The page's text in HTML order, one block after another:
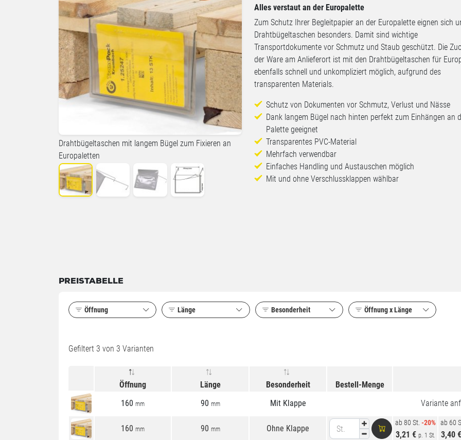
Drahtbügeltaschen mit langem Bügel zum Fixieren an
Europaletten
Alles verstaut an der Europalette
Zum Schutz Ihrer Begleitpapier an der Europalette eignen sich
Drahtbügeltaschen besonders. Damit sind wichtige
Transportdokumente vor Schmutz und Staub geschützt. Die
der Ware am Anlieferort ist mit den Drahtbügeltaschen für
ebenfalls schnell und unkompliziert möglich, aufgrund des
transparenten Materials.
Schutz von Dokumenten vor Schmutz, Verlust und Nässe
Dank langem Bügel nach hinten perfekt zum Einhängen an
Palette geeignet
Transparentes PVC-Material
Mehrfach verwendbar
Einfaches Handling und Austauschen möglich
Mit und ohne Verschlussklappen wählbar
PREISTABELLE
Öffnung Länge Besonderheit Öffnung x Länge
Gefiltert 3 von 3 Varianten
Öffnung Länge Besonderheit
Bestell-Menge
160 mm 90 mm Mit Klappe Variante
160 mm 90 mm Ohne Klappe St.
ab 80 St. -20%
3,21 € p. 1 St.
ab 60
3,40 €